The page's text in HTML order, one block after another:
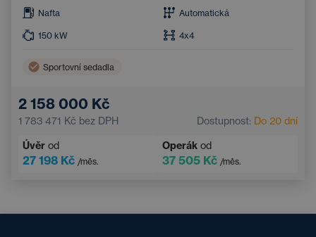
Nafta Automatická
150 kW 4x4
Sportovní sedadla
2 158 000 Kč
1 783 471 Kč bez DPH Dostupnost: Do 20 dní
Úvěr od
27 198 Kč /měs.
Operák od
37 505 Kč /měs.